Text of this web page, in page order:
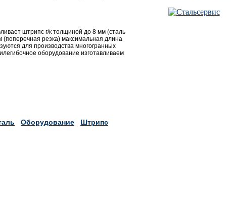
штрипс г/к толщиной до 8 мм (сталь
резка) максимальная длина
для производства многогранных
оборудование изготавливаем
Оборудование Штрипс